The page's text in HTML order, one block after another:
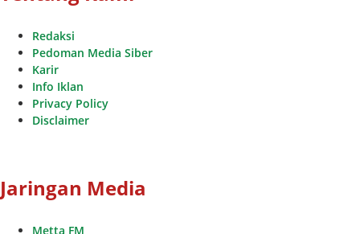
Redaksi
Pedoman Media Siber
Karir
Info Iklan
Privacy Policy
Disclaimer
Jaringan Media
Metta FM